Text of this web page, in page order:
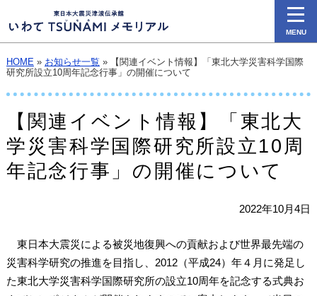
HOME» お知らせ一覧 » 【関連イベント情報】「東北大学災害科学国際
研究所設立10周年記念行事」の開催について
【関連イベント情報】「東北大
学災害科学国際研究所設立10周
年記念行事」の開催について
2022年10月4日
東日本大震災による被災地復興への貢献および世界最先端の
災害科学研究の推進を目指し、2012（平成24）年４月に発足し
た東北大学災害科学国際研究所の設立10周年を記念する式典お
MENU